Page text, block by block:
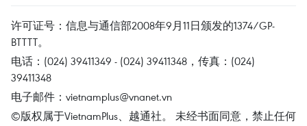
许可证号：信息与通信部2008年9月11日颁发的1374/GP-
BTTTT。
电话：(024) 39411349 - (024) 39411348，传真：(024)
39411348
电子邮件： vietnamplus@vnanet.vn
©版权属于VietnamPlus、越通社。 未经书面同意，禁止任何